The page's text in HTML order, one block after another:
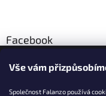
Vše vám
Společnost Falanzo používá
Facebook